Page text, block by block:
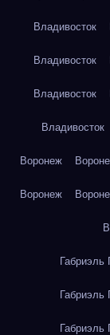
Владивосток
Владивосток
Владивосток
Владивосток
Воронеж
Воронеж
Габриэль
Габриэль
Габриэль